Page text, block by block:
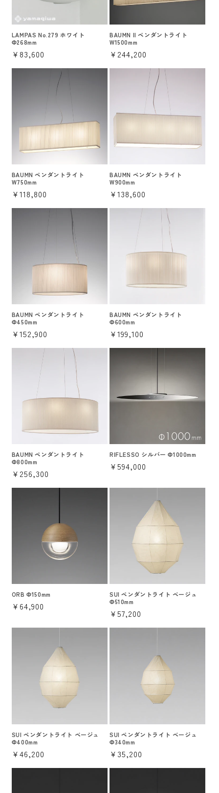
LAMPAS No.279 ホワイト
Φ268mm
通
常
¥83,600
BAUMN II ペンダントライト
W1500mm
通
常
¥244,200
BAUMN ペンダントライト
W750mm
通
常
¥118,800
BAUMN ペンダントライト
W900mm
通
常
¥138,600
BAUMN ペンダントライト
Φ450mm
通
常
¥152,900
BAUMN ペンダントライト
Φ600mm
通
常
¥199,100
BAUMN ペンダントライト
Φ800mm
通
常
¥256,300
RIFLESSO シルバー Φ1000mm
通
価
¥594,000
ORB Φ150mm
通
価
¥64,900
SUI ペンダントライト ベージュ
Φ510mm
通
常
¥57,200
SUI ペンダントライト ベージュ
Φ400mm
通
常
¥46,200
SUI ペンダントライト ベージュ
Φ340mm
通
常
¥35,200